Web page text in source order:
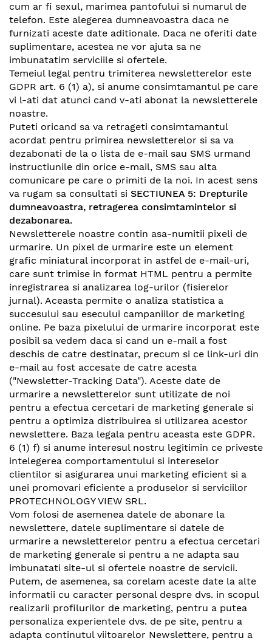
cum ar fi sexul, marimea pantofului si numarul de
telefon. Este alegerea dumneavoastra daca ne
furnizati aceste date aditionale. Daca ne oferiti date
suplimentare, acestea ne vor ajuta sa ne
imbunatatim serviciile si ofertele.
Temeiul legal pentru trimiterea newsletterelor este
GDPR art. 6 (1) a), si anume consimtamantul pe care
vi l-ati dat atunci cand v-ati abonat la newsletterele
noastre.
Puteti oricand sa va retrageti consimtamantul
acordat pentru primirea newsletterelor si sa va
dezabonati de la o lista de e-mail sau SMS urmand
instructiunile din orice e-mail, SMS sau alta
comunicare pe care o primiti de la noi. In acest sens
va rugam sa consultati si SECTIUNEA 5: Drepturile
dumneavoastra, retragerea consimtamintelor si
dezabonarea.
Newsletterele noastre contin asa-numitii pixeli de
urmarire. Un pixel de urmarire este un element
grafic miniatural incorporat in astfel de e-mail-uri,
care sunt trimise in format HTML pentru a permite
inregistrarea si analizarea log-urilor (fisierelor
jurnal). Aceasta permite o analiza statistica a
succesului sau esecului campaniilor de marketing
online. Pe baza pixelului de urmarire incorporat este
posibil sa vedem daca si cand un e-mail a fost
deschis de catre destinatar, precum si ce link-uri din
e-mail au fost accesate de catre acesta
("Newsletter-Tracking Data"). Aceste date de
urmarire a newsletterelor sunt utilizate de noi
pentru a efectua cercetari de marketing generale si
pentru a optimiza distribuirea si utilizarea acestor
newslettere. Baza legala pentru aceasta este GDPR.
6 (1) f) si anume interesul nostru legitimin ce priveste
intelegerea comportamentului si intereselor
clientilor si asigurarea unui marketing eficient si a
unei promovari eficiente a produselor si serviciilor
PROTECHNOLOGY VIEW SRL.
Vom folosi de asemenea datele de abonare la
newslettere, datele suplimentare si datele de
urmarire a newsletterelor pentru a efectua cercetari
de marketing generale si pentru a ne adapta sau
imbunatati site-ul si ofertele noastre de servicii.
Putem, de asemenea, sa corelam aceste date la alte
informatii cu caracter personal despre dvs. in scopul
realizarii profilurilor de marketing, pentru a putea
personaliza experientele dvs. de pe site, pentru a
adapta continutul viitoarelor Newslettere, pentru a